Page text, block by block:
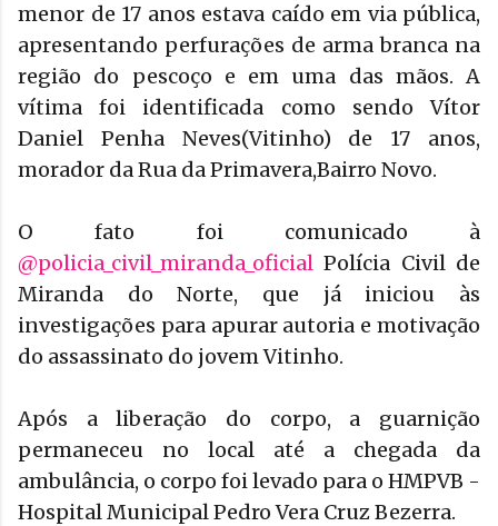
menor de 17 anos estava caído em via pública,
apresentando perfurações de arma branca na
região do pescoço e em uma das mãos. A
vítima foi identificada como sendo Vítor
Daniel Penha Neves(Vitinho) de 17 anos,
morador da Rua da Primavera,Bairro Novo.
O fato foi comunicado à
@policia_civil_miranda_oficial Polícia Civil de
Miranda do Norte, que já iniciou às
investigações para apurar autoria e motivação
do assassinato do jovem Vitinho.
Após a liberação do corpo, a guarnição
permaneceu no local até a chegada da
ambulância, o corpo foi levado para o HMPVB -
Hospital Municipal Pedro Vera Cruz Bezerra.